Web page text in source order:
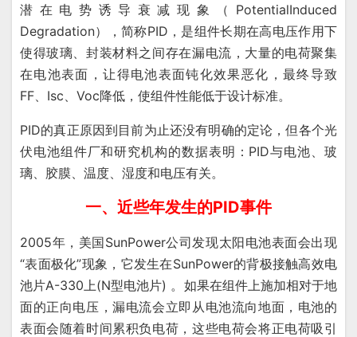
潜在电势诱导衰减现象（PotentialInduced
Degradation），简称PID，是组件长期在高电压作用下
使得玻璃、封装材料之间存在漏电流，大量的电荷聚集
在电池表面，让得电池表面钝化效果恶化，最终导致
FF、Isc、Voc降低，使组件性能低于设计标准。
PID的真正原因到目前为止还没有明确的定论，但各个光
伏电池组件厂和研究机构的数据表明：PID与电池、玻
璃、胶膜、温度、湿度和电压有关。
一、近些年发生的PID事件
2005年，美国SunPower公司发现太阳电池表面会出现
“表面极化”现象，它发生在SunPower的背极接触高效电
池片A-330上(N型电池片) 。如果在组件上施加相对于地
面的正向电压，漏电流会立即从电池流向地面，电池的
表面会随着时间累积负电荷，这些电荷会将正电荷吸引